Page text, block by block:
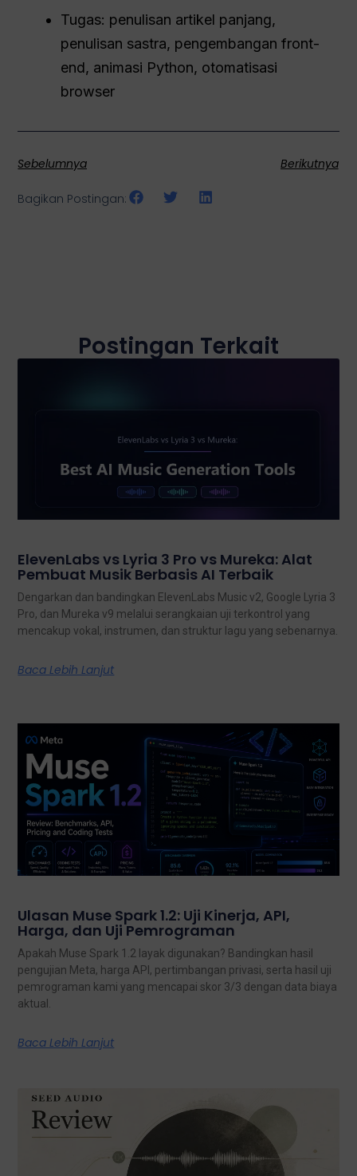
Tugas: penulisan artikel panjang,
penulisan sastra, pengembangan front-
end, animasi Python, otomatisasi
browser
Sebelumnya Berikutnya
Bagikan Postingan:
Postingan Terkait
ElevenLabs vs Lyria 3 Pro vs Mureka: Alat
Pembuat Musik Berbasis AI Terbaik
Dengarkan dan bandingkan ElevenLabs Music v2, Google Lyria 3
Pro, dan Mureka v9 melalui serangkaian uji terkontrol yang
mencakup vokal, instrumen, dan struktur lagu yang sebenarnya.
Baca Lebih Lanjut
Ulasan Muse Spark 1.2: Uji Kinerja, API,
Harga, dan Uji Pemrograman
Apakah Muse Spark 1.2 layak digunakan? Bandingkan hasil
pengujian Meta, harga API, pertimbangan privasi, serta hasil uji
pemrograman kami yang mencapai skor 3/3 dengan data biaya
aktual.
Baca Lebih Lanjut